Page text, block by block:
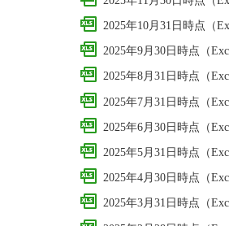
2025年10月31日時点（
2025年9月30日時点（
2025年8月31日時点（
2025年7月31日時点（
2025年6月30日時点（
2025年5月31日時点（
2025年4月30日時点（
2025年3月31日時点（